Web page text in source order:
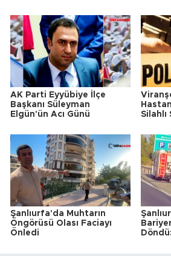
AK Parti Eyyübiye İlçe
Başkanı Süleyman
Elgün'ün Acı Günü
Silahlı
Şanlıurfa'da Muhtarın
Öngörüsü Olası Faciayı
Önledi